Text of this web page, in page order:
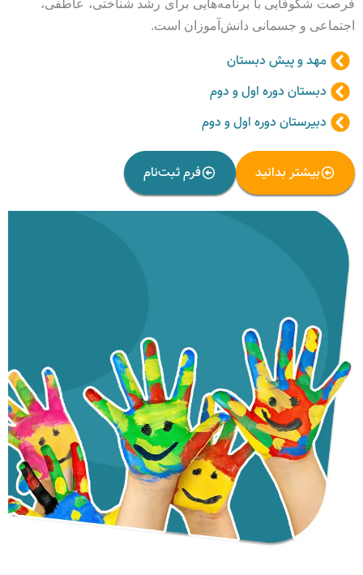
فرصت شکوفایی با برنامه‌هایی برای رشد شناختی، عاطفی،
اجتماعی و جسمانی دانش‌آموزان است.
مهد و پیش دبستان
دبستان دوره اول و دوم
دبیرستان دوره اول و دوم
بیشتر بدانید فرم ثبت‌نام